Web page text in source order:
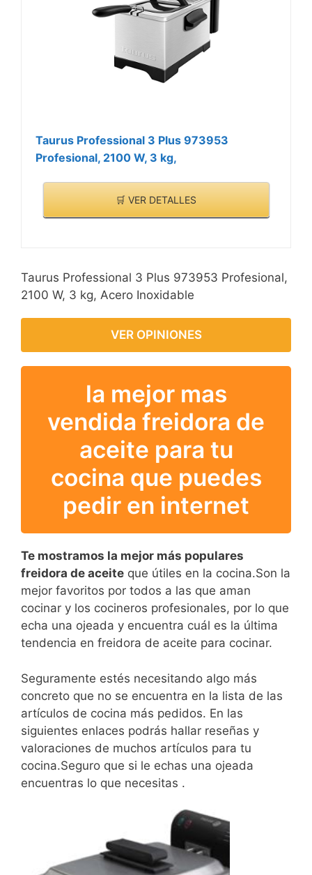
Taurus Professional 3 Plus 973953
Profesional, 2100 W, 3 kg,
🛒 VER DETALLES
Taurus Professional 3 Plus 973953 Profesional,
2100 W, 3 kg, Acero Inoxidable
VER OPINIONES
la mejor mas
vendida freidora de
aceite para tu
cocina que puedes
pedir en internet
Te mostramos la mejor más populares
freidora de aceite que útiles en la cocina.Son la
mejor favoritos por todos a las que aman
cocinar y los cocineros profesionales, por lo que
echa una ojeada y encuentra cuál es la última
tendencia en freidora de aceite para cocinar.
Seguramente estés necesitando algo más
concreto que no se encuentra en la lista de las
artículos de cocina más pedidos. En las
siguientes enlaces podrás hallar reseñas y
valoraciones de muchos artículos para tu
cocina.Seguro que si le echas una ojeada
encuentras lo que necesitas .